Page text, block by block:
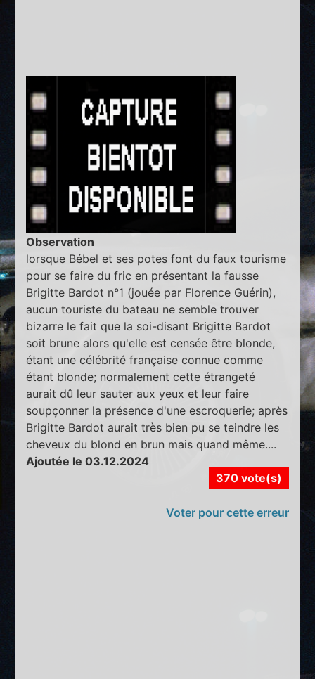
Observation
lorsque Bébel et ses potes font du faux tourisme
pour se faire du fric en présentant la fausse
Brigitte Bardot n°1 (jouée par Florence Guérin),
aucun touriste du bateau ne semble trouver
bizarre le fait que la soi-disant Brigitte Bardot
soit brune alors qu'elle est censée être blonde,
étant une célébrité française connue comme
étant blonde; normalement cette étrangeté
aurait dû leur sauter aux yeux et leur faire
soupçonner la présence d'une escroquerie; après
Brigitte Bardot aurait très bien pu se teindre les
cheveux du blond en brun mais quand même....
Ajoutée le 03.12.2024
370 vote(s)
Voter pour cette erreur